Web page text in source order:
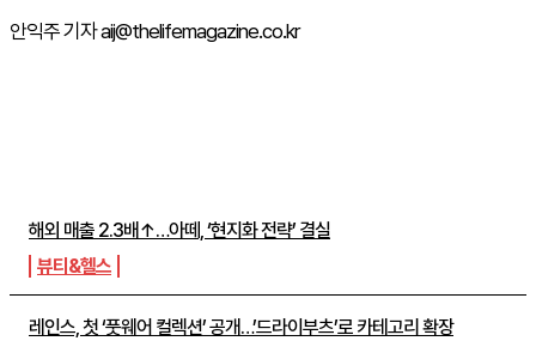
해외 매출 2.3배↑…아떼, ‘현지화 전략’ 결실
뷰티&헬스
레인스, 첫 ‘풋웨어 컬렉션’ 공개…’드라이부츠’로 카테고리 확장
안익주 기자 aij@thelifemagazine.co.kr